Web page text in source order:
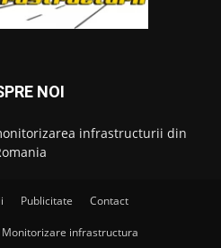
NOI
infrastructurii din
Publicitate Contact
infrastructura